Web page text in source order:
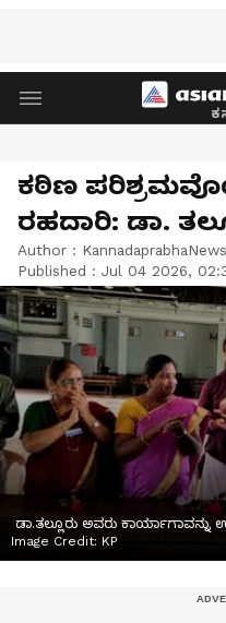
ಕಠಿಣ
ರಹದಾರಿ: ಡಾ.
Author :
Published : Jul 04 2026,
ಡಾ.ತಲ್ಲೂರು ಅವರು ಕಾರ್ಯಾಗಾವನ್ನು
Image Credit: KP